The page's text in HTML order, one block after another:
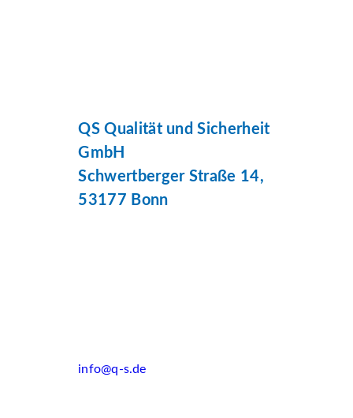
QS Qualität und Sicherheit
GmbH
Schwertberger Straße 14,
53177 Bonn
info@q-s.de